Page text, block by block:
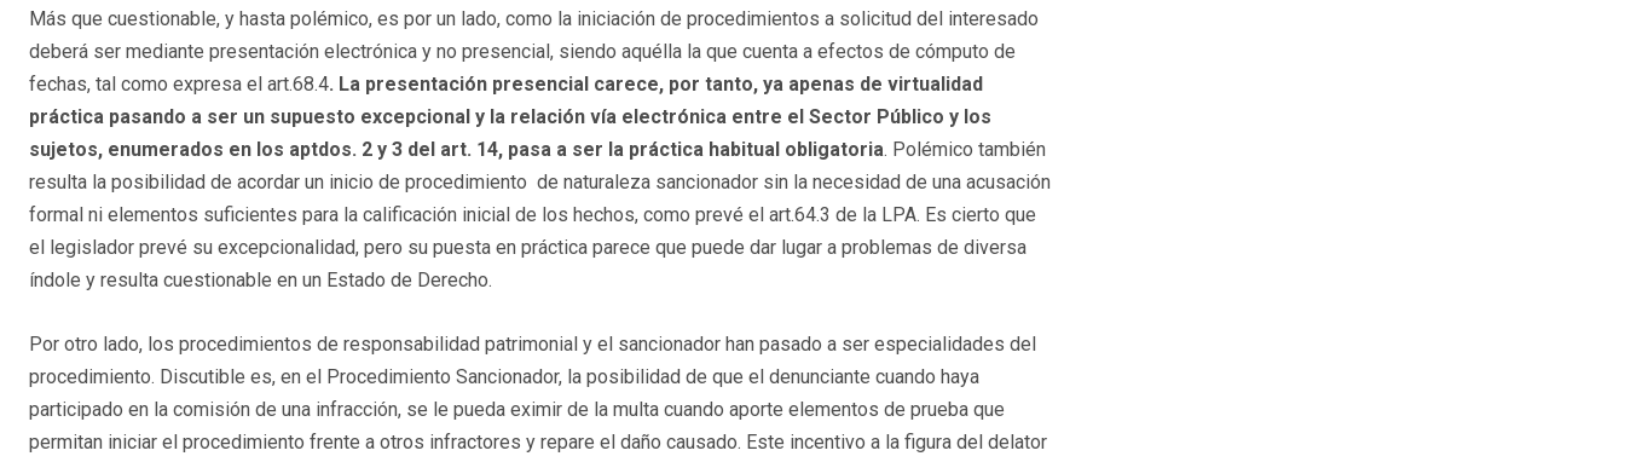
Más que cuestionable, y hasta polémico, es por un lado, como la iniciación de procedimientos a solicitud del interesado
deberá ser mediante presentación electrónica y no presencial, siendo aquélla la que cuenta a efectos de cómputo de
fechas, tal como expresa el art.68.4. La presentación presencial carece, por tanto, ya apenas de virtualidad
práctica pasando a ser un supuesto excepcional y la relación vía electrónica entre el Sector Público y los
sujetos, enumerados en los aptdos. 2 y 3 del art. 14, pasa a ser la práctica habitual obligatoria. Polémico también
resulta la posibilidad de acordar un inicio de procedimiento de naturaleza sancionador sin la necesidad de una acusación
formal ni elementos suficientes para la calificación inicial de los hechos, como prevé el art.64.3 de la LPA. Es cierto que
el legislador prevé su excepcionalidad, pero su puesta en práctica parece que puede dar lugar a problemas de diversa
índole y resulta cuestionable en un Estado de Derecho.
Por otro lado, los procedimientos de responsabilidad patrimonial y el sancionador han pasado a ser especialidades del
procedimiento. Discutible es, en el Procedimiento Sancionador, la posibilidad de que el denunciante cuando haya
participado en la comisión de una infracción, se le pueda eximir de la multa cuando aporte elementos de prueba que
permitan iniciar el procedimiento frente a otros infractores y repare el daño causado. Este incentivo a la figura del delator